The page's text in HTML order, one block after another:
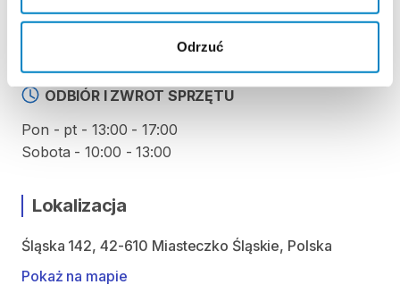
Odrzuć
ODBIÓR I ZWROT SPRZĘTU
Pon - pt - 13:00 - 17:00
Sobota - 10:00 - 13:00
Lokalizacja
Śląska 142, 42-610 Miasteczko Śląskie, Polska
Pokaż na mapie